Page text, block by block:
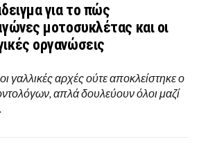
για το πώς
μοτοσυκλέτας και οι
οργανώσεις
γαλλικές αρχές ούτε αποκλείστηκε ο
απλά δουλεύουν όλοι μαζί